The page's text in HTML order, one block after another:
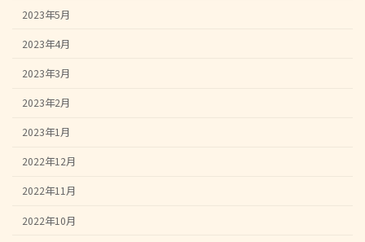
2023年5月
2023年4月
2023年3月
2023年2月
2023年1月
2022年12月
2022年11月
2022年10月